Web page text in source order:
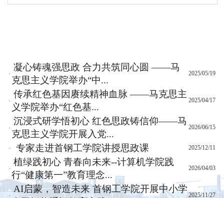
·
凝心铸魂强思政 合力共筑同心圆 ——马
克思主义学院举办“中...
2025/05/19
·
传承红色基因赓续精神血脉 ——马克思主
义学院举办“红色基...
2025/04/17
·
沉浸式研学悟初心 红色思政铸信仰——马
克思主义学院开展入党...
2026/06/15
· 专家走进首钢工学院讲授思政课 2025/12/11
·
植绿践初心 青春向未来--计算机学院践
行“健康第一”教育理念...
2026/04/03
·
AI启蒙，智造未来 首钢工学院开展中小学
2025/11/27